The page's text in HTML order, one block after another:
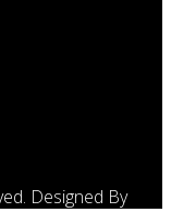
Designed By